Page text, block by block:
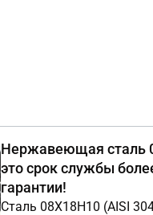
Нержавеющая сталь
это срок службы
гарантии!
Сталь 08Х18Н10 (AISI